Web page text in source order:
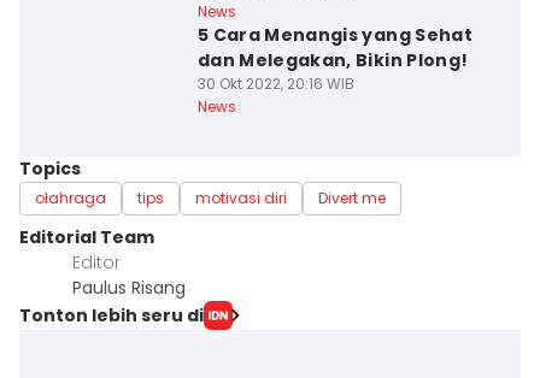
News
5 Cara Menangis yang Sehat
dan Melegakan, Bikin Plong!
30 Okt 2022, 20:16 WIB
News
Topics
olahraga tips motivasi diri Divert me
Editorial Team
Editor
Paulus Risang
Tonton lebih seru di